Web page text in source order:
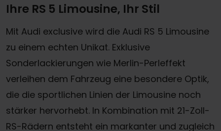
Ihre RS 5 Limousine, Ihr Stil
Mit Audi exclusive wird die Audi RS 5 Limousine
zu einem echten Unikat. Exklusive
Sonderlackierungen wie Merlin-Perleffekt
verleihen dem Fahrzeug eine besondere Optik,
die die sportlichen Linien der Limousine noch
stärker hervorhebt. In Kombination mit 21-Zoll-
RS-Rädern entsteht ein markanter und zugleich